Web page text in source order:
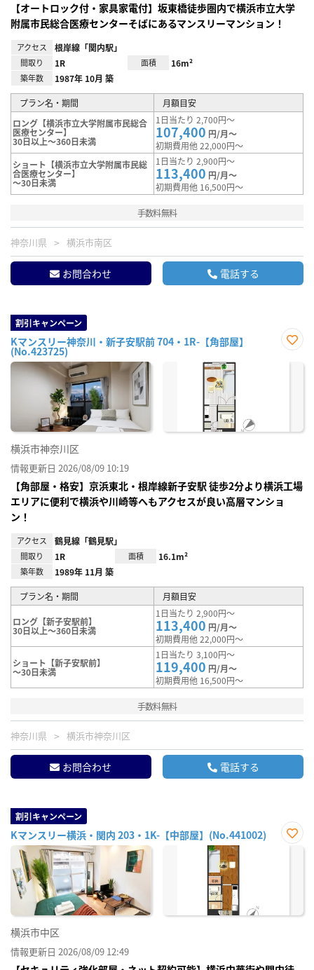
【オートロック付・家具家電付】坂東橋徒歩圏内で横浜市立大学
附属市民総合医療センターそばにあるマンスリーマンション！
アクセス 根岸線「関内駅」
間取り 1R 面積 16m²
築年数 1987年 10月 築
プラン名・期間
月額目安
ロング【横浜市立大学附属市民総合
医療センター】
30日以上～360日未満
1日当たり 2,700円～
107,400 円/月～
初期費用他 22,000円～
ショート【横浜市立大学附属市民総
合医療センター】
～30日未満
1日当たり 2,900円～
113,400 円/月～
初期費用他 16,500円～
手数料無料
神奈川県 横浜市南区
お問合わせ 電話する
割引キャンペーン
Kマンスリー神奈川・新子安駅前 704・1R-【角部屋】
(No.423725)
に入
横浜市神奈川区
情報更新日 2026/08/09 10:19
【角部屋・格安】京浜東北・根岸線新子安駅 徒歩2分より横浜工場
エリアに便利で横浜や川崎等へもアクセスが良い高層マンショ
ン！
アクセス 鶴見線「鶴見駅」
間取り 1R 面積 16.1m²
築年数 1989年 11月 築
プラン名・期間 月額目安
ロング【新子安駅前】
30日以上～360日未満
1日当たり 2,900円～
113,400 円/月～
初期費用他 22,000円～
ショート【新子安駅前】
～30日未満
1日当たり 3,100円～
119,400 円/月～
初期費用他 16,500円～
手数料無料
神奈川県 横浜市神奈川区
お問合わせ 電話する
割引キャンペーン
Kマンスリー横浜・関内 203・1K-【中部屋】(No.441002)
お気
横浜市中区
情報更新日 2026/08/09 12:49